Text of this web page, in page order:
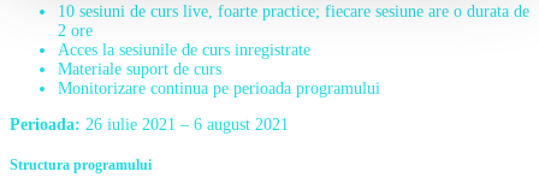
10 sesiuni de curs live, foarte practice; fiecare sesiune are o durata de
2 ore
Acces la sesiunile de curs inregistrate
Materiale suport de curs
Monitorizare continua pe perioada programului
Perioada: 26 iulie 2021 – 6 august 2021
Structura programului